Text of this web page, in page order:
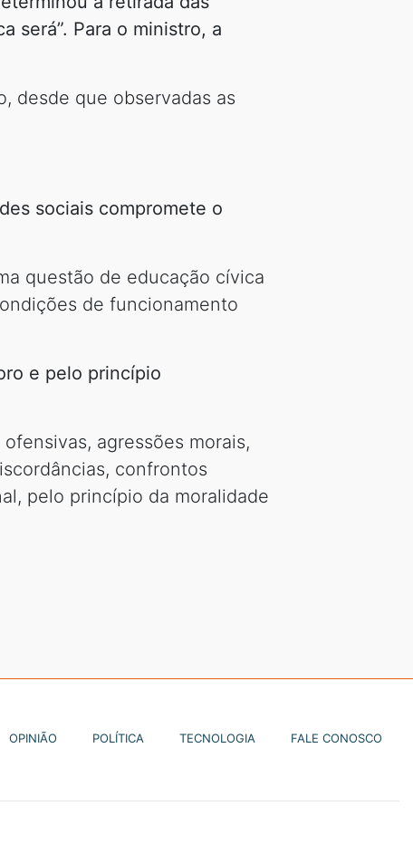
será”. Para o ministro, a
desde que observadas as
sociais compromete o
questão de educação cívica
de funcionamento
e pelo princípio
agressões morais,
confrontos
pelo princípio da moralidade
OPINIÃO POLÍTICA TECNOLOGIA FALE CONOSCO